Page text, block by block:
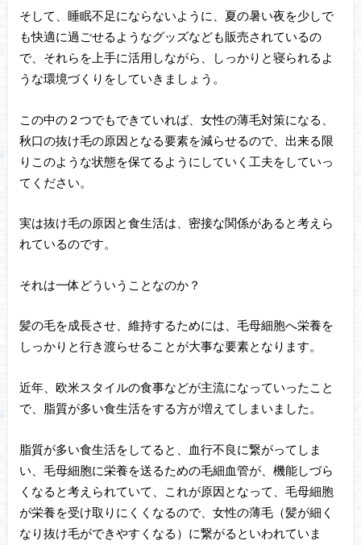
そして、睡眠不足にならないように、夏の暑い夜を少しで
も快適に過ごせるようなグッズなども販売されているの
で、それらを上手に活用しながら、しっかりと寝られるよ
うな環境づくりをしていきましょう。
この中の２つでもできていれば、女性の薄毛対策になる、
秋口の抜け毛の原因となる要素を減らせるので、出来る限
りこのような状態を保てるようにしていく工夫をしていっ
てください。
実は抜け毛の原因と食生活は、密接な関係があると考えら
れているのです。
それは一体どういうことなのか？
髪の毛を成長させ、維持するためには、毛母細胞へ栄養を
しっかりと行き渡らせることが大事な要素となります。
近年、欧米スタイルの食事などが主流になっていったこと
で、脂質が多い食生活をする方が増えてしまいました。
脂質が多い食生活をしてると、血行不良に繋がってしま
い、毛母細胞に栄養を送るための毛細血管が、機能しづら
くなると考えられていて、これが原因となって、毛母細胞
が栄養を受け取りにくくなるので、女性の薄毛（髪が細く
なり抜け毛ができやすくなる）に繋がるといわれていま